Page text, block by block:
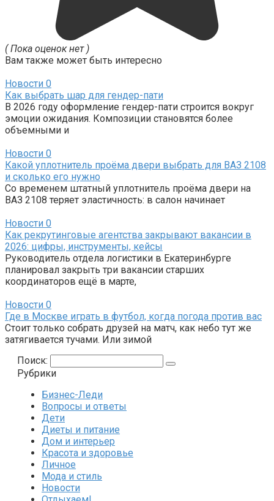
( Пока оценок нет )
Вам также может быть интересно
Новости 0
Как выбрать шар для гендер-пати
В 2026 году оформление гендер-пати строится вокруг
эмоции ожидания. Композиции становятся более
объемными и
Новости 0
Какой уплотнитель проёма двери выбрать для ВАЗ 2108
и сколько его нужно
Со временем штатный уплотнитель проёма двери на
ВАЗ 2108 теряет эластичность: в салон начинает
Новости 0
Как рекрутинговые агентства закрывают вакансии в
2026: цифры, инструменты, кейсы
Руководитель отдела логистики в Екатеринбурге
планировал закрыть три вакансии старших
координаторов ещё в марте,
Новости 0
Где в Москве играть в футбол, когда погода против вас
Стоит только собрать друзей на матч, как небо тут же
затягивается тучами. Или зимой
Поиск:
Рубрики
Бизнес-Леди
Вопросы и ответы
Дети
Диеты и питание
Дом и интерьер
Красота и здоровье
Личное
Мода и стиль
Новости